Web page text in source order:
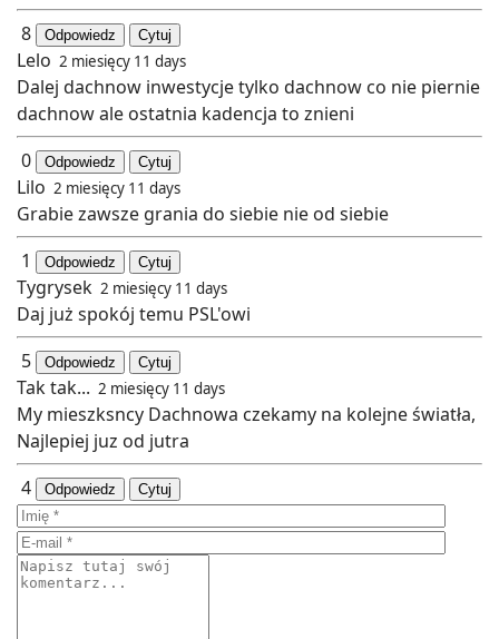
8
Odpowiedz Cytuj
Lelo 2 miesięcy 11 days
Dalej dachnow inwestycje tylko dachnow co nie piernie
dachnow ale ostatnia kadencja to znieni
0
Odpowiedz Cytuj
Lilo 2 miesięcy 11 days
Grabie zawsze grania do siebie nie od siebie
1
Odpowiedz Cytuj
Tygrysek 2 miesięcy 11 days
Daj już spokój temu PSL'owi
5
Odpowiedz Cytuj
Tak tak... 2 miesięcy 11 days
My mieszksncy Dachnowa czekamy na kolejne światła,
Najlepiej juz od jutra
4
Odpowiedz Cytuj